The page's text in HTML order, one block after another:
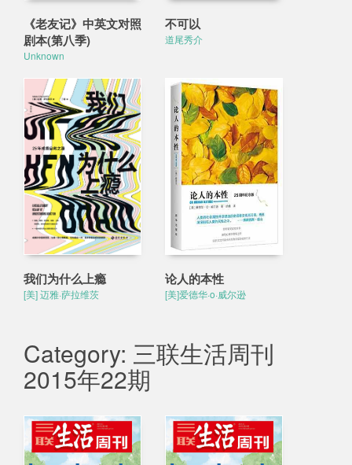
《老友记》中英文对照
剧本(第八季)
Unknown
不可以
道尾秀介
我们为什么上瘾
[美] 迈雅·萨拉维茨
论人的本性
[美]爱德华·o·威尔逊
Category: 三联生活周刊
2015年22期